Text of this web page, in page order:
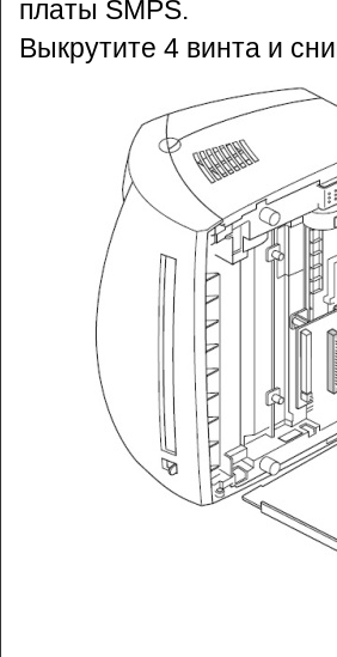
платы SMPS.
Выкрутите 4 винта и